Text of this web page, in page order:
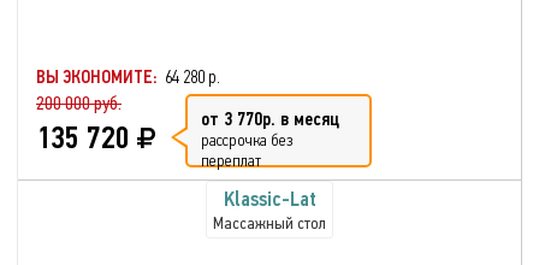
ВЫ ЭКОНОМИТЕ: 64 280 р.
200 000 руб.
135 720 от 3 770р. в месяц
рассрочка без
переплат
Klassic-Lat
Массажный стол